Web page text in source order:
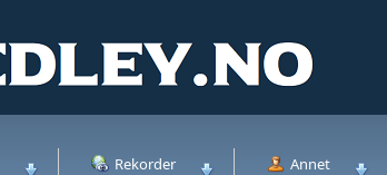
Rekorder Annet